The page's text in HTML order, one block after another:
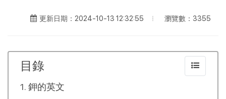
更新日期：2024-10-13 12:32:55 瀏覽數：3355
目錄
鉀的英文